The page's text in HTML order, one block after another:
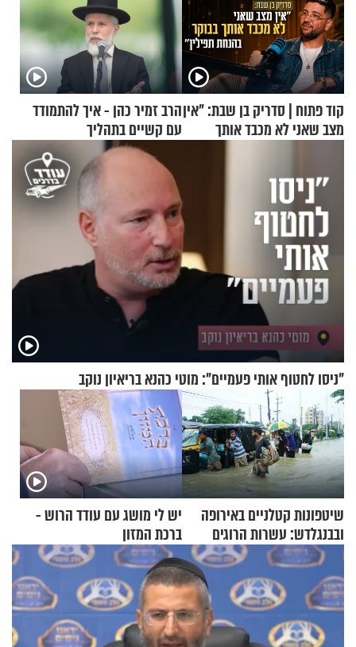
קוד פתוח | סדריק בן שבת: "אין
מצב שאני לא מכבד אותך
הרב זמיר כהן - איך להתמודד
עם קשיים בתהליך
ההתחזקות?
"ניסו לחטוף אותי פעמיים": מוטי כהנא בריאיון נוקב
שיטפונות קטלניים באירופה
ובבנגלדש: עשרות הרוגים
ומיליון נפגעים
יש לי מושג עם עודד הרוש -
ברכת המזון